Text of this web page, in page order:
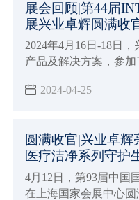
展会回顾|第44届
展兴业卓辉圆满收
2024年4月16日-18日
产品及解决方案，参
2024-04-25
圆满收官|兴业卓
医疗洁净系列守护
4月12日，第93届中国
在上海国家会展中心圆